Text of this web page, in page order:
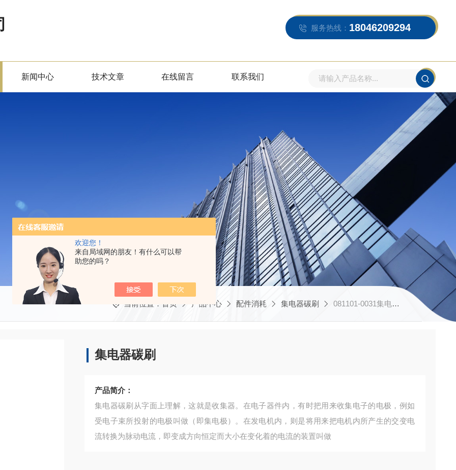
欢迎您！
来自局域网的朋友！有什么可以帮
助您的吗？
服务热线： 18046209294
新闻中心 技术文章 在线留言 联系我们
当前位置： 首页 产品中心 配件消耗 集电器碳刷 081101-0031集电器碳刷
集电器碳刷
产品简介：
集电器碳刷从字面上理解，这就是收集器。在电子器件内，有时把用来收集电子的电极，例如
受电子束所投射的电极叫做（即集电极）。在发电机内，则是将用来把电机内所产生的交变电
流转换为脉动电流，即变成方向恒定而大小在变化着的电流的装置叫做